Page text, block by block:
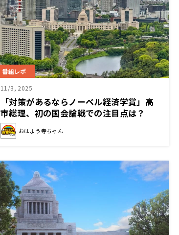
番組レポ
11/3, 2025
「対策があるならノーベル経済学賞」高
市総理、初の国会論戦での注目点は？
おはよう寺ちゃん